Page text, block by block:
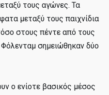
τους αγώνες. Τα
μεταξύ τους παιχνίδια
στους πέντε από τους
σημειώθηκαν δύο
ο ενίοτε βασικός μέσος